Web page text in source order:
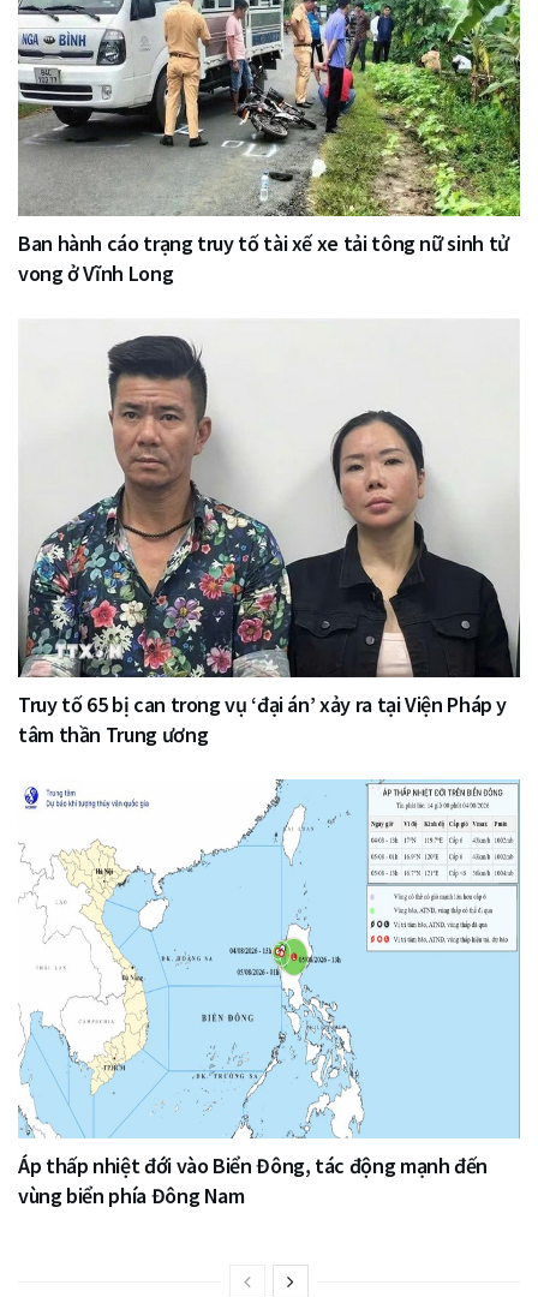
Ban hành cáo trạng truy tố tài xế xe tải tông nữ sinh tử
vong ở Vĩnh Long
Truy tố 65 bị can trong vụ ‘đại án’ xảy ra tại Viện Pháp y
tâm thần Trung ương
Áp thấp nhiệt đới vào Biển Đông, tác động mạnh đến
vùng biển phía Đông Nam